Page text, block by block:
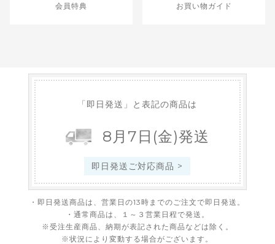
会員特典 お買い物ガイド
「即日発送」と表記の商品は
8 月 7 日 (金)発送
即日発送ご対応商品 >
・即日発送商品は、営業日の13時までのご注文で即日発送。
・通常商品は、１～３営業日程で発送。
※受注生産商品、納期が表記された商品などは除く。
※状況により変動する場合がございます。